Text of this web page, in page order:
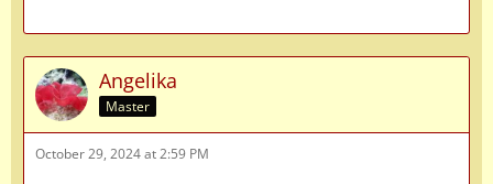
Angelika
Master
October 29, 2024 at 2:59 PM